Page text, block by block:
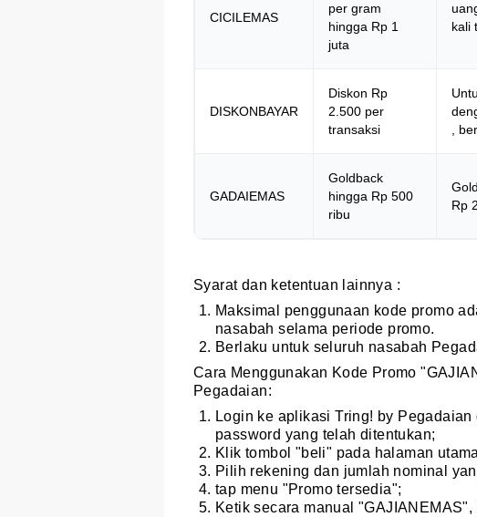
CICILEMAS
per gram
hingga Rp 1
juta
kali
DISKONBAYAR
Diskon Rp
2.500 per
transaksi
,
GADAIEMAS
Goldback
hingga Rp 500
ribu
Rp
Syarat dan ketentuan lainnya :
Maksimal penggunaan kode promo
nasabah selama periode promo.
Berlaku untuk seluruh nasabah
Cara Menggunakan Kode Promo
Pegadaian:
Login ke aplikasi Tring! by
password yang telah ditentukan;
Klik tombol "beli" pada halaman
Pilih rekening dan jumlah nominal
tap menu "Promo tersedia";
Ketik secara manual